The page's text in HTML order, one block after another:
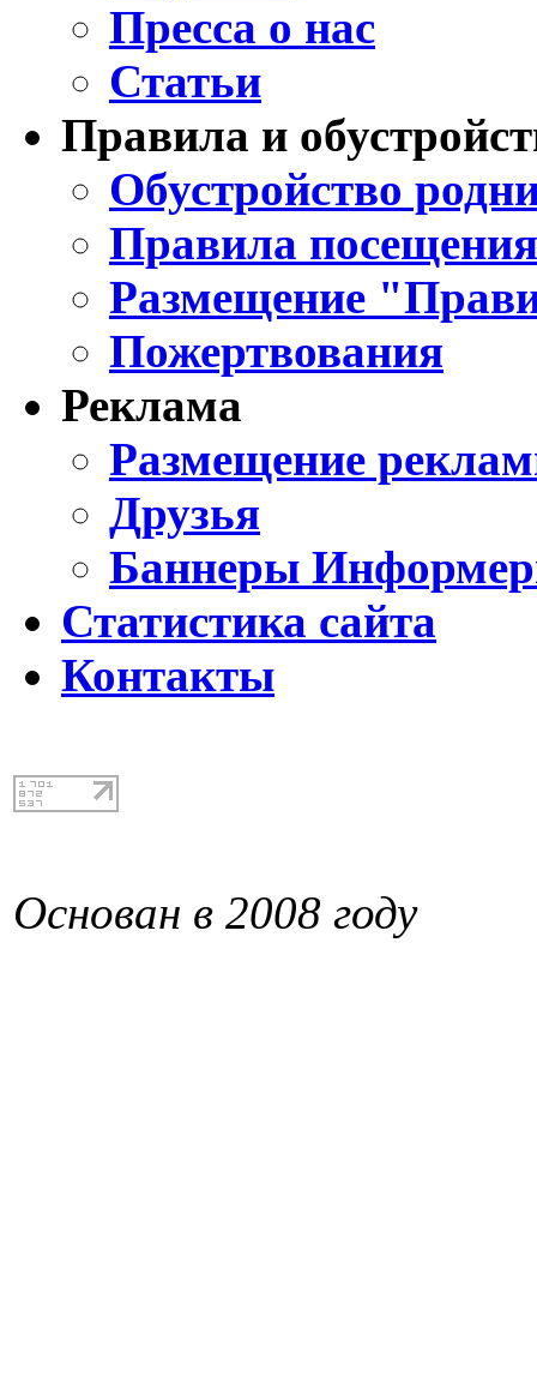
Пресса о нас
Статьи
Правила и
Обустройство
Правила
Размещение
Пожертвования
Реклама
Размещение
Друзья
Баннеры
Статистика сайта
Контакты
Основан в 2008 году